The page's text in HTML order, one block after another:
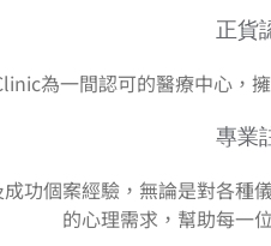
正貨
為一間認可的醫療中心，
專業
功個案經驗，無論是對各
的心理需求，幫助每一